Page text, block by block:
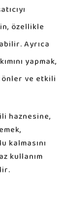
özellikle
Ayrıca
yapmak,
önler ve etkili
haznesine,
kalmasını
kullanım